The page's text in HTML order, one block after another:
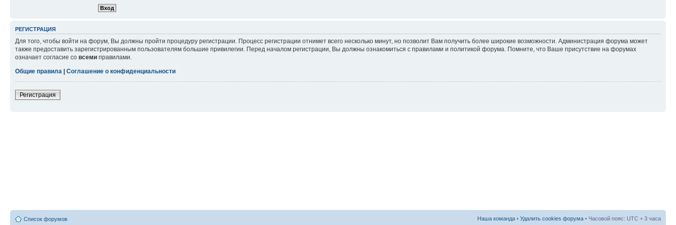
РЕГИСТРАЦИЯ
Для того, чтобы войти на форум, Вы должны пройти процедуру регистрации. Процесс регистрации отнимет всего несколько минут, но позволит Вам получить более широкие возможности. Администрация форума может
также предоставить зарегистрированным пользователям большие привилегии. Перед началом регистрации, Вы должны ознакомиться с правилами и политикой форума. Помните, что Ваше присутствие на форумах
означает согласие со всеми правилами.
Общие правила | Соглашение о конфиденциальности
Регистрация
Список форумов Наша команда • Удалить cookies форума • Часовой пояс: UTC + 3 часа